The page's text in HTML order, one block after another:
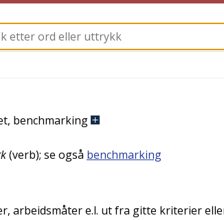
, benchmarking
(verb); se også benchmarking
arbeidsmåter e.l. ut fra gitte kriterier